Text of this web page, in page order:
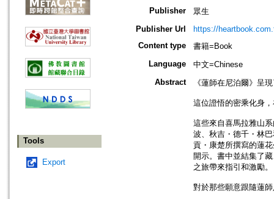
Tools
Export
Publisher
眾生
Publisher Url
https://
Content type
書籍=Book
Language
中文=Chinese
Abstract
《蓮師在尼泊爾》呈
這位證悟的密乘化身
這些來自喜馬拉雅山
波、秋吉・德千・林
貢・康楚所撰寫的蓮
開示。書中並結集了
之旅帶來指引和激勵。
對於那些願意跟隨蓮